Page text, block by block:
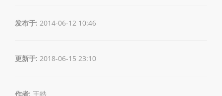
发布于: 2014-06-12 10:46
更新于: 2018-06-15 23:10
作者: 王皓